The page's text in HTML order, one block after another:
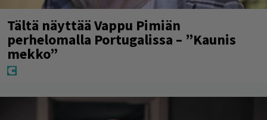
Tältä näyttää Vappu Pimiän
perhelomalla Portugalissa – ”Kaunis
mekko”